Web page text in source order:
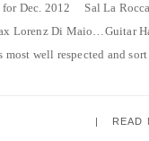
for Dec. 2012 Sal La
Lorenz Di Maio…Guitar
most well respected and
READ